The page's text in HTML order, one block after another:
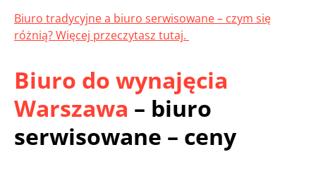
Biuro tradycyjne a biuro serwisowane – czym się
różnią? Więcej przeczytasz tutaj.
Biuro do wynajęcia
Warszawa – biuro
serwisowane – ceny